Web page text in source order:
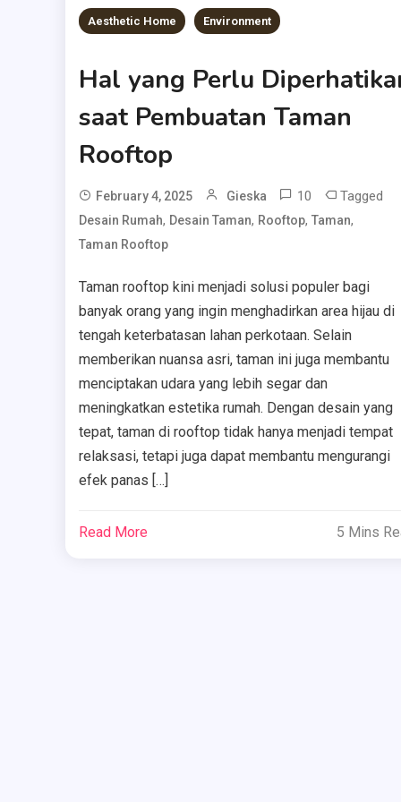
Aesthetic Home Environment
Hal yang Perlu
saat Pembuatan Taman
Rooftop
February 4, 2025 Gieska 10 Tagged
Desain Rumah, Desain Taman, Rooftop, Taman,
Taman Rooftop
Taman rooftop kini menjadi solusi populer bagi
banyak orang yang ingin menghadirkan area hijau di
tengah keterbatasan lahan perkotaan. Selain
memberikan nuansa asri, taman ini juga membantu
menciptakan udara yang lebih segar dan
meningkatkan estetika rumah. Dengan desain yang
tepat, taman di rooftop tidak hanya menjadi tempat
relaksasi, tetapi juga dapat membantu mengurangi
efek panas […]
Read More 5 Mins